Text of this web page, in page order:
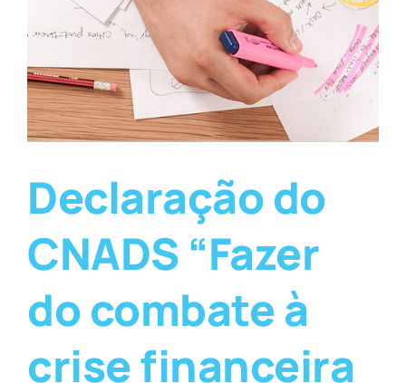
Declaração do
CNADS “Fazer
do combate à
crise financeira